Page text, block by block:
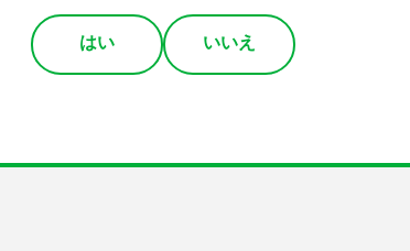
はい いいえ